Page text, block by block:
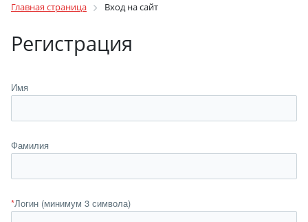
Главная страница Вход на сайт
Регистрация
Имя
Фамилия
*Логин (минимум 3 символа)